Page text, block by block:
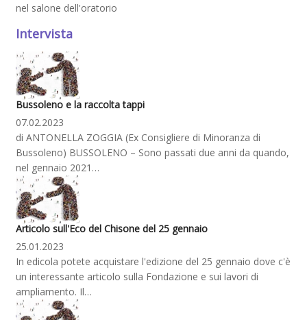
nel salone dell'oratorio
Intervista
Bussoleno e la raccolta tappi
07.02.2023
di ANTONELLA ZOGGIA (Ex Consigliere di Minoranza di
Bussoleno) BUSSOLENO – Sono passati due anni da quando,
nel gennaio 2021…
Articolo sull'Eco del Chisone del 25 gennaio
25.01.2023
In edicola potete acquistare l'edizione del 25 gennaio dove c'è
un interessante articolo sulla Fondazione e sui lavori di
ampliamento. Il…